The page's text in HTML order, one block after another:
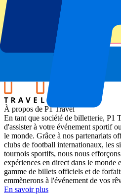
Match
Italy vs Australia
Stade
Bluenergy Stadium
Lieu de l'événement
À propos de P1 Travel
En tant que société de billetterie, P1
d'assister à votre événement sportif
le monde. Grâce à nos partenariats
clubs de football internationaux, les
tournois sportifs, nous nous
expériences en direct dans le monde
gamme de billets officiels et de
emmènerons à l'événement de vos
En savoir plus